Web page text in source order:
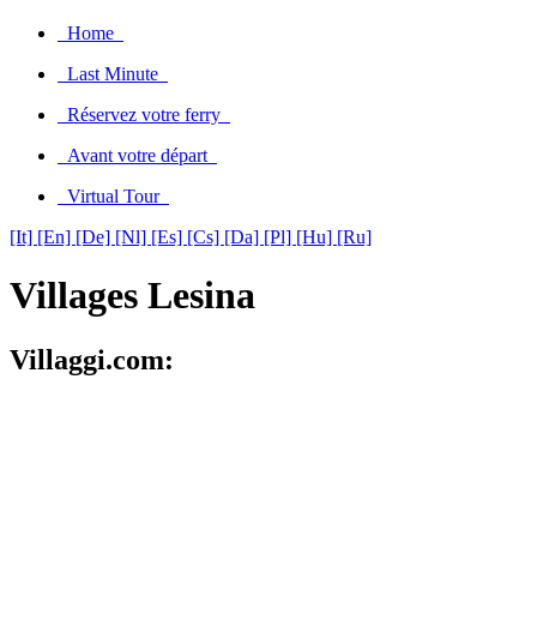
Home
Last Minute
Réservez votre ferry
Avant votre départ
Virtual Tour
[It] [En] [De] [Nl] [Es] [Cs] [Da] [Pl] [Hu] [Ru]
Villages Lesina
Villaggi.com: